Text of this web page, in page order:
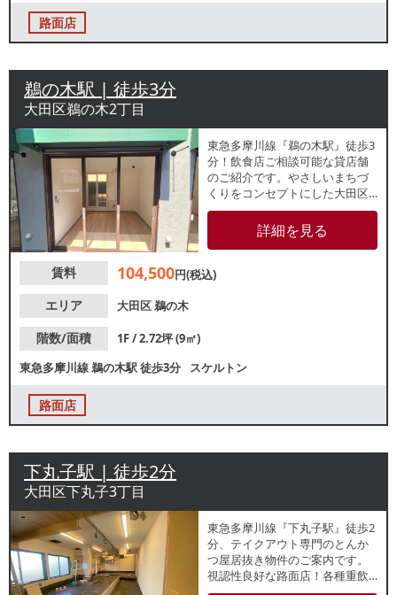
路面店
鵜の木駅 | 徒歩3分
大田区鵜の木2丁目
東急多摩川線『鵜の木駅』徒歩3
分！飲食店ご相談可能な貸店舗
のご紹介です。やさしいまちづ
くりをコンセプトにした⼤⽥区
初のショッピングビレッジの一
角！⼀⼈暮らしの⽅も⼦育てフ
ァミリー、ご年配の⽅まで多く
子駅』『久が原駅』からも徒歩
詳細を見る
賃料 104,500円(税込)
エリア
大田区鵜の木
階数/面積
1F / 2.72坪 (9㎡)
東急多摩川線鵜の木駅徒歩3分 スケルトン
路面店
下丸子駅 | 徒歩2分
大田区下丸子3丁目
東急多摩川線『下丸子駅』徒歩2
分、テイクアウト専門のとんか
つ屋居抜き物件のご案内です。
視認性良好な路面店！各種重飲
食ご相談可能ですので、お気軽